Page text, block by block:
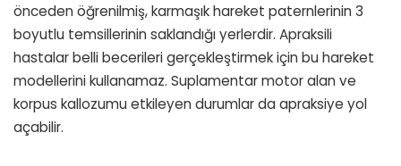
önceden öğrenilmiş, karmaşık hareket paternlerinin 3
boyutlu temsillerinin saklandığı yerlerdir. Apraksili
hastalar belli becerileri gerçekleştirmek için bu hareket
modellerini kullanamaz. Suplamentar motor alan ve
korpus kallozumu etkileyen durumlar da apraksiye yol
açabilir.